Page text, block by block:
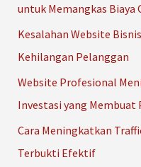
untuk Memangkas Biaya
Kesalahan Website
Kehilangan Pelanggan
Website Profesional
Investasi yang Membuat
Cara Meningkatkan
Terbukti Efektif